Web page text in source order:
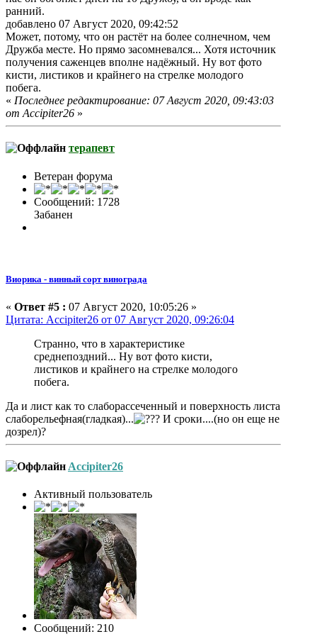
ранний.
добавлено 07 Август 2020, 09:42:52
Может, потому, что он растёт на более солнечном, чем
Дружба месте. Но прямо засомневался... Хотя источник
получения саженцев вполне надёжный. Ну вот фото
кисти, листиков и крайнего на стрелке молодого
побега.
« Последнее редактирование: 07 Август 2020, 09:43:03
от Accipiter26 »
терапевт
Ветеран форума
Сообщений: 1728
Забанен
Виорика - винный сорт винограда
« Ответ #5 : 07 Август 2020, 10:05:26 »
Цитата: Accipiter26 от 07 Август 2020, 09:26:04
Странно, что в характеристике
среднепоздний... Ну вот фото кисти,
листиков и крайнего на стрелке молодого
побега.
Да и лист как то слаборассеченный и поверхность листа
слаборельефная(гладкая)...
И сроки....(но он еще не
дозрел)?
Accipiter26
Активный пользователь
Сообщений: 210